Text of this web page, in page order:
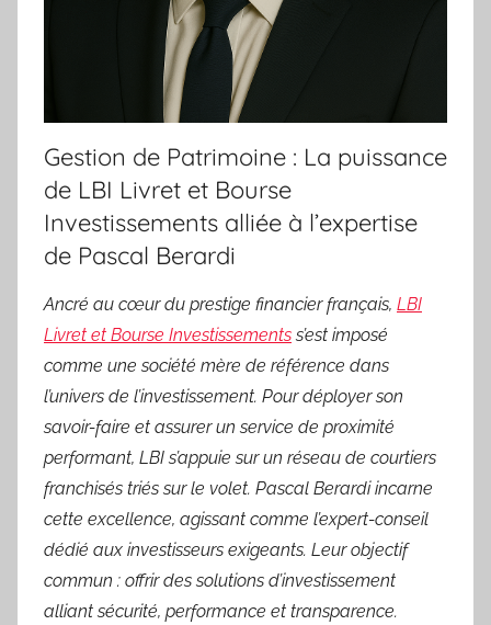
Gestion de Patrimoine : La puissance
de LBI Livret et Bourse
Investissements alliée à l’expertise
de Pascal Berardi
Ancré au cœur du prestige financier français, LBI
Livret et Bourse Investissements s’est imposé
comme une société mère de référence dans
l’univers de l’investissement. Pour déployer son
savoir-faire et assurer un service de proximité
performant, LBI s’appuie sur un réseau de courtiers
franchisés triés sur le volet. Pascal Berardi incarne
cette excellence, agissant comme l’expert-conseil
dédié aux investisseurs exigeants. Leur objectif
commun : offrir des solutions d’investissement
alliant sécurité, performance et transparence.